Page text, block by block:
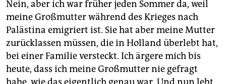
Nein, aber ich war früher jeden Sommer da, weil
meine Großmutter während des Krieges nach
Palästina emigriert ist. Sie hat aber meine Mutter
zurücklassen müssen, die in Holland überlebt hat,
bei einer Familie versteckt. Ich ärgere mich bis
heute, dass ich meine Großmutter nie gefragt